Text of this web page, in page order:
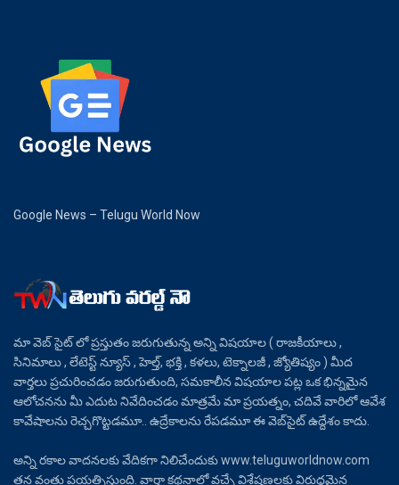
Google News – Telugu World Now
మా వెబ్ సైట్ లో ప్రస్తుతం జరుగుతున్న అన్ని విషయాల ( రాజకీయాలు ,
సినిమాలు , లేటెస్ట్ న్యూస్ , హెల్త్, భక్తి , కళలు, టెక్నాలజీ , జ్యోతిష్యం ) మీద
వార్తలు ప్రచురించడం జరుగుతుంది, సమకాలీన విషయాల పట్ల ఒక భిన్నమైన
ఆలోచనను మీ ఎదుట నివేదించడం మాత్రమే మా ప్రయత్నం, చదివే వారిలో ఆవేశ
కావేషాలను రెచ్చగొట్టడమూ.. ఉద్రేకాలను రేపడమూ ఈ వెబ్‌సైట్ ఉద్దేశం కాదు.
అన్ని రకాల వాదనలకు వేదికగా నిలిచేందుకు www.teluguworldnow.com
తన వంతు ప్రయత్నిస్తుంది. వార్తా కథనాల్లో వచ్చే విశ్లేషణలకు విరుద్ధమైన